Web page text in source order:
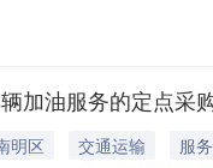
加油服务的定点采
明区 交通运输
服务